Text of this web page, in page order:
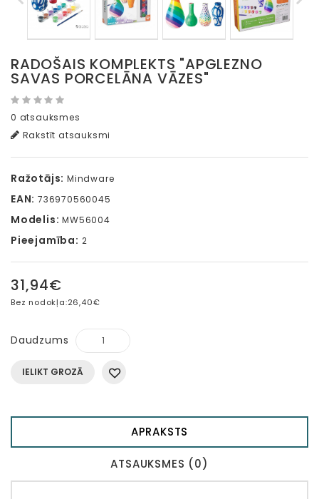
RADOŠAIS KOMPLEKTS "APGLEZNO
SAVAS PORCELĀNA VĀZES"
0 atsauksmes
Rakstīt atsauksmi
Ražotājs: Mindware
EAN: 736970560045
Modelis: MW56004
Pieejamība: 2
31,94€
Bez nodokļa:26,40€
Daudzums
IELIKT GROZĀ
APRAKSTS
ATSAUKSMES (0)